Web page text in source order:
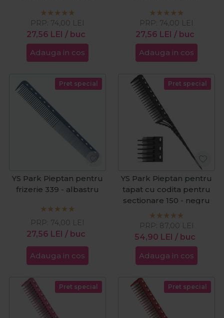
27,56 LEI / buc
PRP: 74,00 LEI
Adauga in cos
27,56 LEI / buc
PRP: 74,00 LEI
Adauga in cos
Pret special
YS Park Pieptan pentru
frizerie 339 - albastru
27,56 LEI / buc
PRP: 74,00 LEI
Adauga in cos
Pret special
YS Park Pieptan pentru
tapat cu codita pentru
sectionare 150 - negru
54,90 LEI / buc
PRP: 87,00 LEI
Adauga in cos
Pret special Pret special